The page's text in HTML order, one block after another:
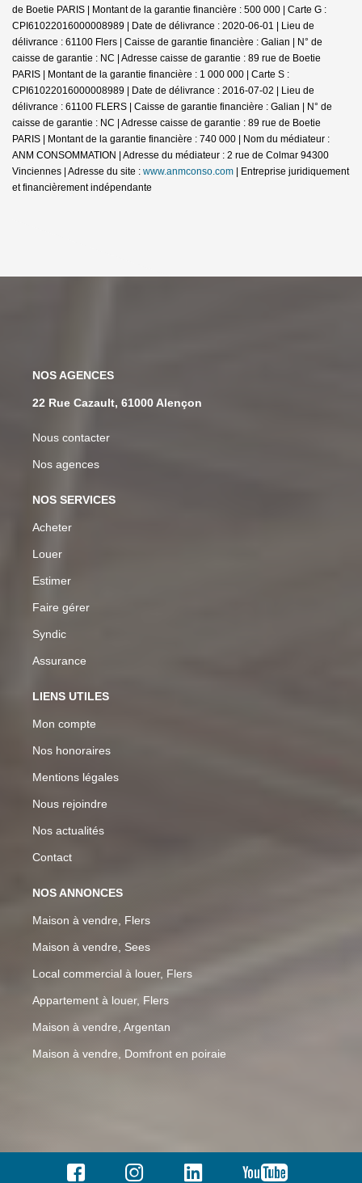
de Boetie PARIS | Montant de la garantie financière : 500 000 | Carte G :
CPI61022016000008989 | Date de délivrance : 2020-06-01 | Lieu de
délivrance : 61100 Flers | Caisse de garantie financière : Galian | N° de
caisse de garantie : NC | Adresse caisse de garantie : 89 rue de Boetie
PARIS | Montant de la garantie financière : 1 000 000 | Carte S :
CPI61022016000008989 | Date de délivrance : 2016-07-02 | Lieu de
délivrance : 61100 FLERS | Caisse de garantie financière : Galian | N° de
caisse de garantie : NC | Adresse caisse de garantie : 89 rue de Boetie
PARIS | Montant de la garantie financière : 740 000 | Nom du médiateur :
ANM CONSOMMATION | Adresse du médiateur : 2 rue de Colmar 94300
Vinciennes | Adresse du site : www.anmconso.com | Entreprise juridiquement
et financièrement indépendante
NOS AGENCES
22 Rue Cazault, 61000 Alençon
Nous contacter
Nos agences
NOS SERVICES
Acheter
Louer
Estimer
Faire gérer
Syndic
Assurance
LIENS UTILES
Mon compte
Nos honoraires
Mentions légales
Nous rejoindre
Nos actualités
Contact
NOS ANNONCES
Maison à vendre, Flers
Maison à vendre, Sees
Local commercial à louer, Flers
Appartement à louer, Flers
Maison à vendre, Argentan
Maison à vendre, Domfront en poiraie